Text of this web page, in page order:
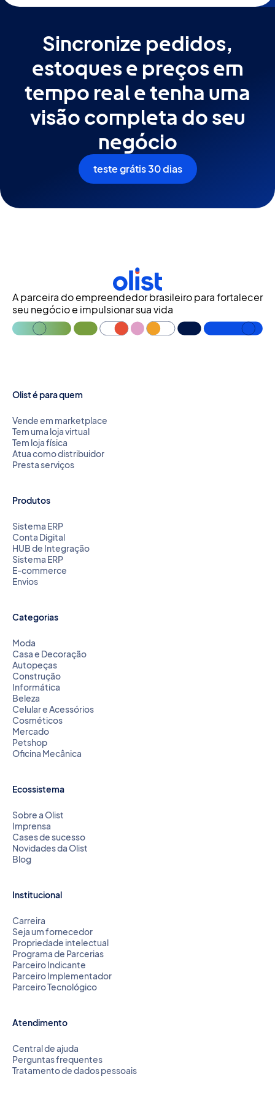
centralizado.
Sincronize pedidos,
estoques e preços em
tempo real e tenha uma
visão completa do seu
negócio
teste grátis 30 dias
A parceira do empreendedor brasileiro para fortalecer
seu negócio e impulsionar sua vida
Olist é para quem
Vende em marketplace
Tem uma loja virtual
Tem loja física
Atua como distribuidor
Presta serviços
Produtos
Sistema ERP
Conta Digital
HUB de Integração
Sistema ERP
E-commerce
Envios
Categorias
Moda
Casa e Decoração
Autopeças
Construção
Informática
Beleza
Celular e Acessórios
Cosméticos
Mercado
Petshop
Oficina Mecânica
Ecossistema
Sobre a Olist
Imprensa
Cases de sucesso
Novidades da Olist
Blog
Institucional
Carreira
Seja um fornecedor
Propriedade intelectual
Programa de Parcerias
Parceiro Indicante
Parceiro Implementador
Parceiro Tecnológico
Atendimento
Central de ajuda
Perguntas frequentes
Tratamento de dados pessoais